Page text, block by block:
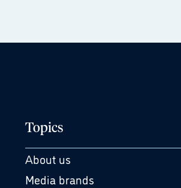
Topics
About us
Media brands